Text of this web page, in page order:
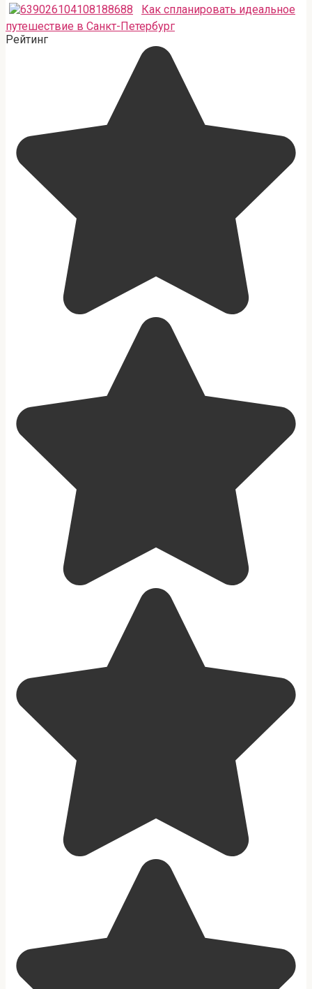
Как спланировать идеальное
путешествие в Санкт-Петербург
Рейтинг